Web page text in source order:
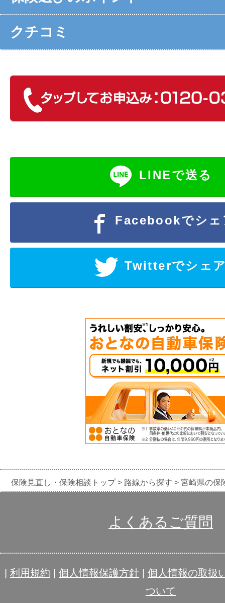
クチコミ
LINEで送る
Facebookでシェ
Twitterでシェ
保険見直し・保険相談トップ 路線から探す 宮崎県の保
よくあるご質問
利用規約 個人情報保護方針
個人情報の取扱
ついて